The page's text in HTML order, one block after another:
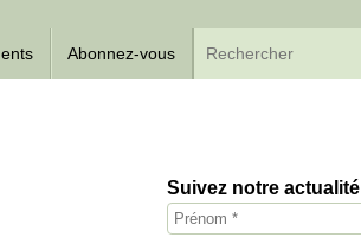
Abonnez-vous
Suivez notre actualité